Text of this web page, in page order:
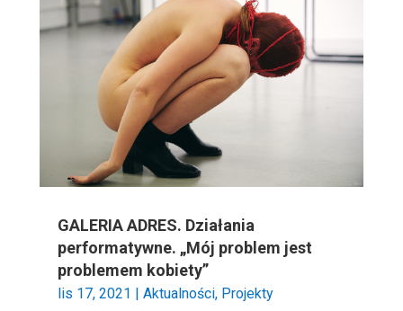
GALERIA ADRES. Działania
performatywne. „Mój problem jest
problemem kobiety”
lis 17, 2021 | Aktualności, Projekty